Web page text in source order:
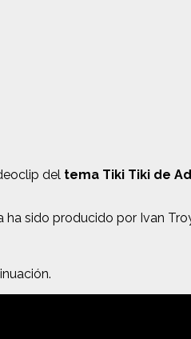
del tema Tiki Tiki de
sido producido por Ivan